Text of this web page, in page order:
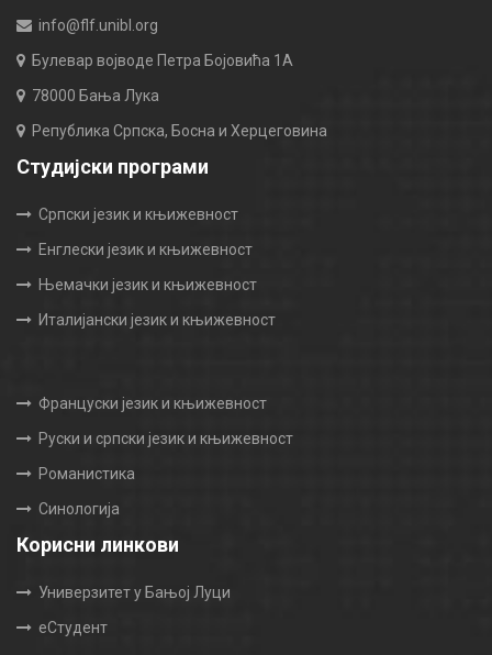
info@flf.unibl.org
Булевар војводе Петра Бојовића 1А
78000 Бања Лука
Република Српска, Босна и Херцеговина
Студијски програми
Српски језик и књижевност
Енглески језик и књижевност
Њемачки језик и књижевност
Италијански језик и књижевност
Француски језик и књижевност
Руски и српски језик и књижевност
Романистика
Синологија
Корисни линкови
Универзитет у Бањој Луци
еСтудент